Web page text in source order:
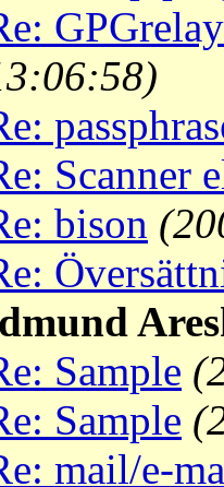
Scanner
bison
Sample
Sample
mail/e-